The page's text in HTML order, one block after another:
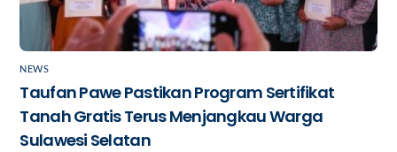
NEWS
Taufan Pawe Pastikan Program Sertifikat
Tanah Gratis Terus Menjangkau Warga
Sulawesi Selatan